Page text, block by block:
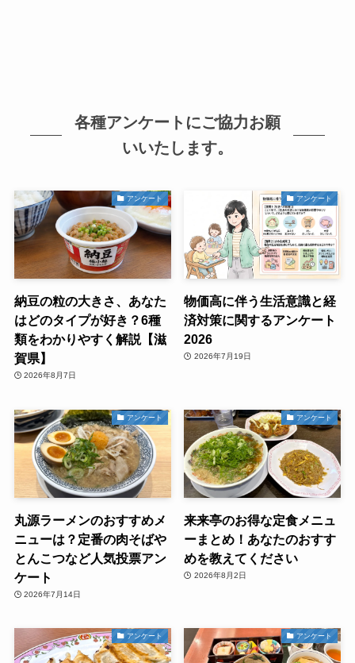
各種アンケートにご協力お願
いいたします。
アンケート
納豆の粒の大きさ、あなた
はどのタイプが好き？6種
類をわかりやすく解説【滋
賀県】
2026年8月7日
アンケート
物価高に伴う生活意識と経
済対策に関するアンケート
2026
2026年7月19日
アンケート
丸源ラーメンのおすすめメ
ニューは？定番の肉そばや
とんこつなど人気投票アン
ケート
2026年7月14日
アンケート
来来亭のお得な定食メニュ
ーまとめ！あなたのおすす
めを教えてください
2026年8月2日
アンケート アンケート